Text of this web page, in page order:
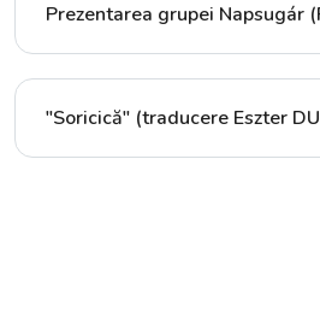
Prezentarea grupei Napsugár
"Soricică" (traducere Eszter